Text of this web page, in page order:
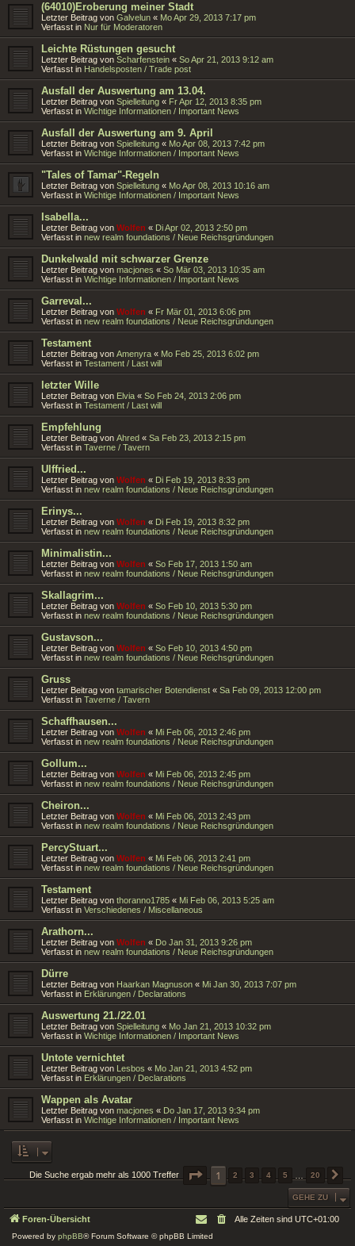
(64010)Eroberung meiner Stadt
Letzter Beitrag von Galvelun « Mo Apr 29, 2013 7:17 pm
Verfasst in Nur für Moderatoren
Leichte Rüstungen gesucht
Letzter Beitrag von Scharfenstein « So Apr 21, 2013 9:12 am
Verfasst in Handelsposten / Trade post
Ausfall der Auswertung am 13.04.
Letzter Beitrag von Spielleitung « Fr Apr 12, 2013 8:35 pm
Verfasst in Wichtige Informationen / Important News
Ausfall der Auswertung am 9. April
Letzter Beitrag von Spielleitung « Mo Apr 08, 2013 7:42 pm
Verfasst in Wichtige Informationen / Important News
"Tales of Tamar"-Regeln
Letzter Beitrag von Spielleitung « Mo Apr 08, 2013 10:16 am
Verfasst in Wichtige Informationen / Important News
Isabella...
Letzter Beitrag von Wolfen « Di Apr 02, 2013 2:50 pm
Verfasst in new realm foundations / Neue Reichsgründungen
Dunkelwald mit schwarzer Grenze
Letzter Beitrag von macjones « So Mär 03, 2013 10:35 am
Verfasst in Wichtige Informationen / Important News
Garreval...
Letzter Beitrag von Wolfen « Fr Mär 01, 2013 6:06 pm
Verfasst in new realm foundations / Neue Reichsgründungen
Testament
Letzter Beitrag von Amenyra « Mo Feb 25, 2013 6:02 pm
Verfasst in Testament / Last will
letzter Wille
Letzter Beitrag von Elvia « So Feb 24, 2013 2:06 pm
Verfasst in Testament / Last will
Empfehlung
Letzter Beitrag von Ahred « Sa Feb 23, 2013 2:15 pm
Verfasst in Taverne / Tavern
Ulffried...
Letzter Beitrag von Wolfen « Di Feb 19, 2013 8:33 pm
Verfasst in new realm foundations / Neue Reichsgründungen
Erinys...
Letzter Beitrag von Wolfen « Di Feb 19, 2013 8:32 pm
Verfasst in new realm foundations / Neue Reichsgründungen
Minimalistin...
Letzter Beitrag von Wolfen « So Feb 17, 2013 1:50 am
Verfasst in new realm foundations / Neue Reichsgründungen
Skallagrim...
Letzter Beitrag von Wolfen « So Feb 10, 2013 5:30 pm
Verfasst in new realm foundations / Neue Reichsgründungen
Gustavson...
Letzter Beitrag von Wolfen « So Feb 10, 2013 4:50 pm
Verfasst in new realm foundations / Neue Reichsgründungen
Gruss
Letzter Beitrag von tamarischer Botendienst « Sa Feb 09, 2013 12:00 pm
Verfasst in Taverne / Tavern
Schaffhausen...
Letzter Beitrag von Wolfen « Mi Feb 06, 2013 2:46 pm
Verfasst in new realm foundations / Neue Reichsgründungen
Gollum...
Letzter Beitrag von Wolfen « Mi Feb 06, 2013 2:45 pm
Verfasst in new realm foundations / Neue Reichsgründungen
Cheiron...
Letzter Beitrag von Wolfen « Mi Feb 06, 2013 2:43 pm
Verfasst in new realm foundations / Neue Reichsgründungen
PercyStuart...
Letzter Beitrag von Wolfen « Mi Feb 06, 2013 2:41 pm
Verfasst in new realm foundations / Neue Reichsgründungen
Testament
Letzter Beitrag von thoranno1785 « Mi Feb 06, 2013 5:25 am
Verfasst in Verschiedenes / Miscellaneous
Arathorn...
Letzter Beitrag von Wolfen « Do Jan 31, 2013 9:26 pm
Verfasst in new realm foundations / Neue Reichsgründungen
Dürre
Letzter Beitrag von Haarkan Magnuson « Mi Jan 30, 2013 7:07 pm
Verfasst in Erklärungen / Declarations
Auswertung 21./22.01
Letzter Beitrag von Spielleitung « Mo Jan 21, 2013 10:32 pm
Verfasst in Wichtige Informationen / Important News
Untote vernichtet
Letzter Beitrag von Lesbos « Mo Jan 21, 2013 4:52 pm
Verfasst in Erklärungen / Declarations
Wappen als Avatar
Letzter Beitrag von macjones « Do Jan 17, 2013 9:34 pm
Verfasst in Wichtige Informationen / Important News
Die Suche ergab mehr als 1000 Treffer SEITE 1VON
1 2 3 4 5 20
GEHE ZU
Foren-Übersicht Alle Zeiten sind UTC+01:00
Powered by phpBB® Forum Software © phpBB Limited